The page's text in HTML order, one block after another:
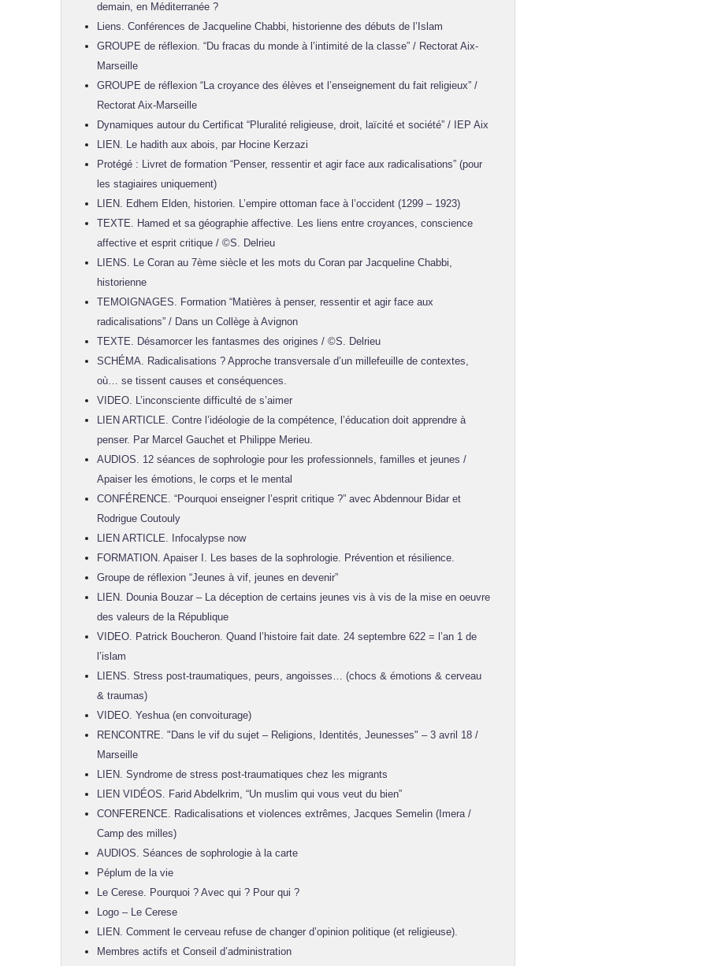
demain, en Méditerranée ?
Liens. Conférences de Jacqueline Chabbi, historienne des débuts de l’Islam
GROUPE de réflexion. “Du fracas du monde à l’intimité de la classe” / Rectorat Aix-
Marseille
GROUPE de réflexion “La croyance des élèves et l’enseignement du fait religieux” /
Rectorat Aix-Marseille
Dynamiques autour du Certificat “Pluralité religieuse, droit, laïcité et société” / IEP Aix
LIEN. Le hadith aux abois, par Hocine Kerzazi
Protégé : Livret de formation “Penser, ressentir et agir face aux radicalisations” (pour
les stagiaires uniquement)
LIEN. Edhem Elden, historien. L’empire ottoman face à l’occident (1299 – 1923)
TEXTE. Hamed et sa géographie affective. Les liens entre croyances, conscience
affective et esprit critique / ©S. Delrieu
LIENS. Le Coran au 7ème siècle et les mots du Coran par Jacqueline Chabbi,
historienne
TEMOIGNAGES. Formation “Matières à penser, ressentir et agir face aux
radicalisations” / Dans un Collège à Avignon
TEXTE. Désamorcer les fantasmes des origines / ©S. Delrieu
SCHÉMA. Radicalisations ? Approche transversale d’un millefeuille de contextes,
où… se tissent causes et conséquences.
VIDEO. L’inconsciente difficulté de s’aimer
LIEN ARTICLE. Contre l’idéologie de la compétence, l’éducation doit apprendre à
penser. Par Marcel Gauchet et Philippe Merieu.
AUDIOS. 12 séances de sophrologie pour les professionnels, familles et jeunes /
Apaiser les émotions, le corps et le mental
CONFÉRENCE. “Pourquoi enseigner l’esprit critique ?” avec Abdennour Bidar et
Rodrigue Coutouly
LIEN ARTICLE. Infocalypse now
FORMATION. Apaiser I. Les bases de la sophrologie. Prévention et résilience.
Groupe de réflexion “Jeunes à vif, jeunes en devenir”
LIEN. Dounia Bouzar – La déception de certains jeunes vis à vis de la mise en oeuvre
des valeurs de la République
VIDEO. Patrick Boucheron. Quand l’histoire fait date. 24 septembre 622 = l’an 1 de
l’islam
LIENS. Stress post-traumatiques, peurs, angoisses… (chocs & émotions & cerveau
& traumas)
VIDEO. Yeshua (en convoiturage)
RENCONTRE. "Dans le vif du sujet – Religions, Identités, Jeunesses" – 3 avril 18 /
Marseille
LIEN. Syndrome de stress post-traumatiques chez les migrants
LIEN VIDÉOS. Farid Abdelkrim, “Un muslim qui vous veut du bien”
CONFERENCE. Radicalisations et violences extrêmes, Jacques Semelin (Imera /
Camp des milles)
AUDIOS. Séances de sophrologie à la carte
Péplum de la vie
Le Cerese. Pourquoi ? Avec qui ? Pour qui ?
Logo – Le Cerese
LIEN. Comment le cerveau refuse de changer d’opinion politique (et religieuse).
Membres actifs et Conseil d’administration